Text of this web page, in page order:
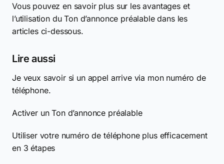
Vous pouvez en savoir plus sur les avantages et
l’utilisation du Ton d’annonce préalable dans les
articles ci-dessous.
Lire aussi
Je veux savoir si un appel arrive via mon numéro de
téléphone.
Activer un Ton d’annonce préalable
Utiliser votre numéro de téléphone plus efficacement
en 3 étapes